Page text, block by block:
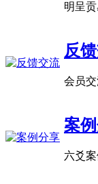
明呈贡
反
会员
案
六爻